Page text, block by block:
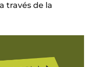
través de la